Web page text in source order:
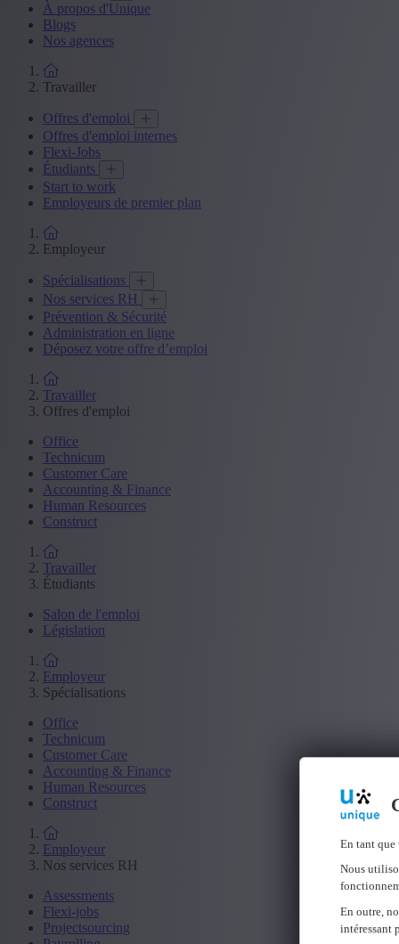
En tant que
Nous
En outre,
intéressant
À propos d'Unique
Blogs
Nos agences
Travailler
Offres d'emploi
Offres d'emploi internes
Flexi-Jobs
Étudiants
Start to work
Employeurs de premier plan
Employeur
Spécialisations
Nos services RH
Prévention & Sécurité
Administration en ligne
Déposez votre offre d’emploi
Travailler
Offres d'emploi
Office
Technicum
Customer Care
Accounting & Finance
Human Resources
Construct
Travailler
Étudiants
Salon de l'emploi
Législation
Employeur
Spécialisations
Office
Technicum
Customer Care
Accounting & Finance
Human Resources
Construct
Employeur
Nos services RH
Assessments
Flexi-jobs
Projectsourcing